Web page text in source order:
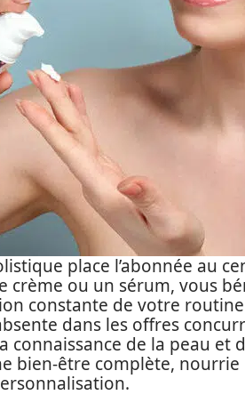
place l’abonnée au
crème ou un sérum, vous
constante de votre
dans les offres
connaissance de la peau et
bien-être complète,